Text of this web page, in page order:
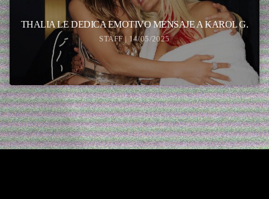
THALIA LE DEDICA EMOTIVO MENSAJE A KAROL G.
STAFF | 14/05/2025